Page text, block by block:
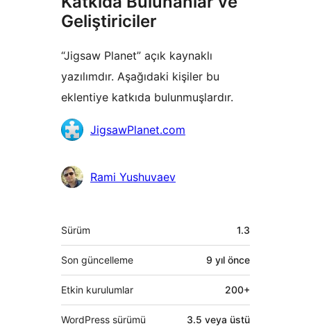
Geliştiriciler
“Jigsaw Planet” açık kaynaklı
yazılımdır. Aşağıdaki kişiler bu
eklentiye katkıda bulunmuşlardır.
KatkıdaJigsawPlanet.com
Rami Yushuvaev
Meta
Sürüm 1.3
Son güncelleme 9 yıl önce
Etkin kurulumlar 200+
WordPress sürümü 3.5 veya üstü